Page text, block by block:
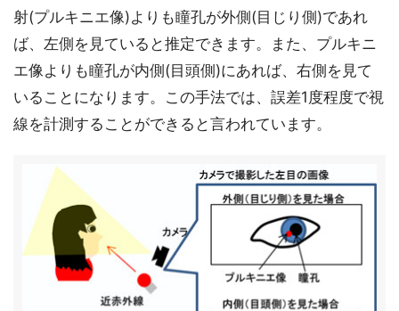
射(プルキニエ像)よりも瞳孔が外側(目じり側)であれ
ば、左側を見ていると推定できます。また、プルキニ
エ像よりも瞳孔が内側(目頭側)にあれば、右側を見て
いることになります。この手法では、誤差1度程度で視
線を計測することができると言われています。